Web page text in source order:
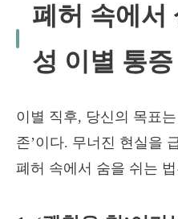
폐허 속에서
성 이별 통증
이별 직후, 당신의 목표는
존’이다. 무너진 현실을
폐허 속에서 숨을 쉬는